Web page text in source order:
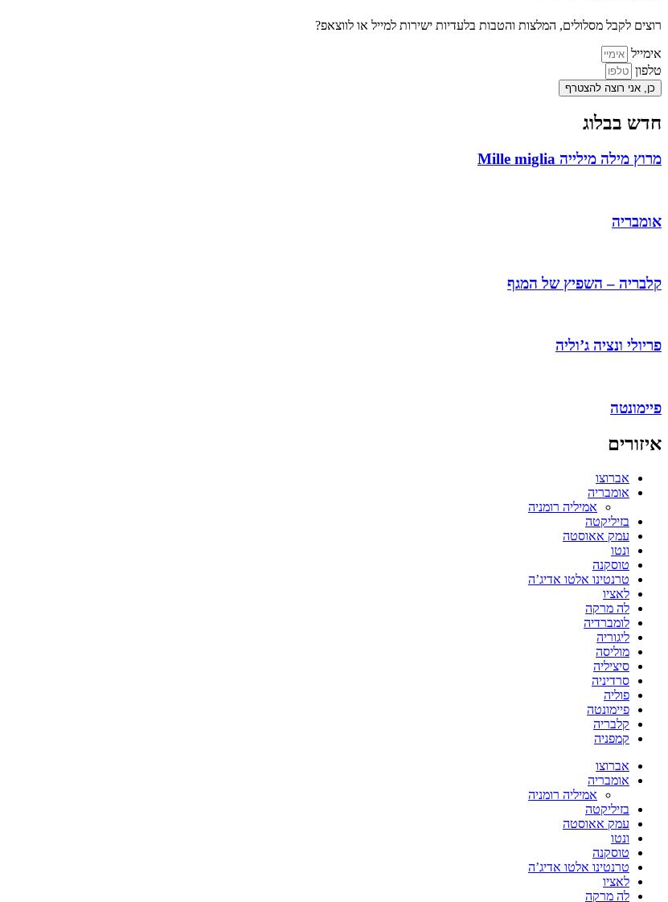
רוצים לקבל מסלולים, המלצות והטבות בלעדיות ישירות למייל או לווצאפ?
אימייל
טלפון
כן, אני רוצה להצטרף
חדש בבלוג
מרוץ מילה מילייה Mille miglia
אומבריה
קלבריה – השפיץ של המגף
פריולי ונציה ג’וליה
פיימונטה
איזורים
אברוצו
אומבריה
אמיליה רומניה
בזיליקטה
עמק אאוסטה
ונטו
טוסקנה
טרנטינו אלטו אדיג’ה
לאציו
לה מרקה
לומברדיה
ליגוריה
מוליסה
סיציליה
סרדיניה
פוליה
פיימונטה
קלבריה
קמפניה
אברוצו
אומבריה
אמיליה רומניה
בזיליקטה
עמק אאוסטה
ונטו
טוסקנה
טרנטינו אלטו אדיג’ה
לאציו
לה מרקה